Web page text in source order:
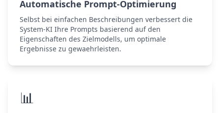
Automatische Prompt-Optimierung
Selbst bei einfachen Beschreibungen verbessert die
System-KI Ihre Prompts basierend auf den
Eigenschaften des Zielmodells, um optimale
Ergebnisse zu gewaehrleisten.
📊